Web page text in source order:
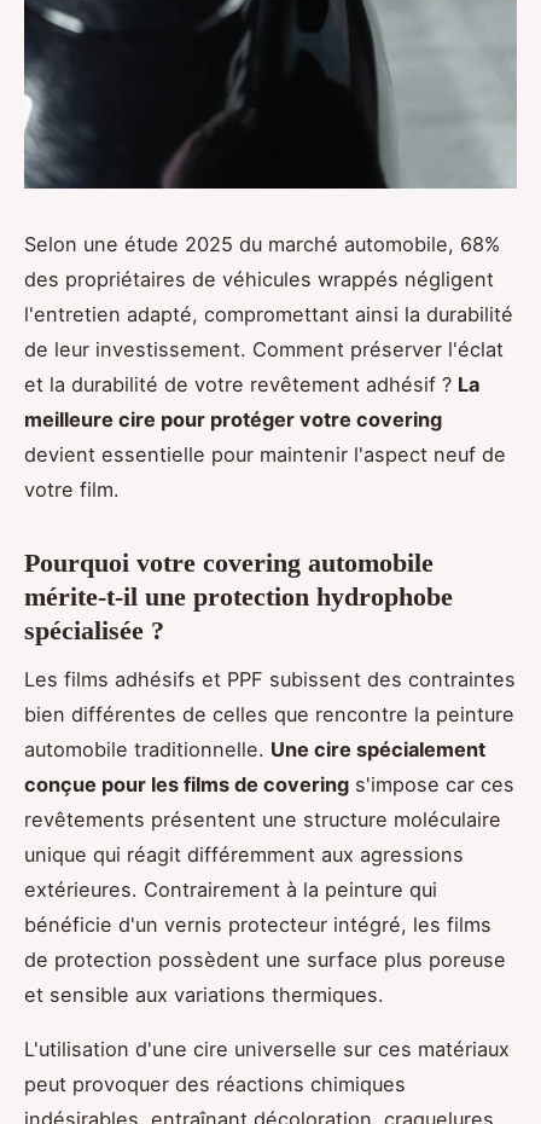
Selon une étude 2025 du marché automobile, 68%
des propriétaires de véhicules wrappés négligent
l'entretien adapté, compromettant ainsi la durabilité
de leur investissement. Comment préserver l'éclat
et la durabilité de votre revêtement adhésif ? La
meilleure cire pour protéger votre covering
devient essentielle pour maintenir l'aspect neuf de
votre film.
Pourquoi votre covering automobile
mérite-t-il une protection hydrophobe
spécialisée ?
Les films adhésifs et PPF subissent des contraintes
bien différentes de celles que rencontre la peinture
automobile traditionnelle. Une cire spécialement
conçue pour les films de covering s'impose car ces
revêtements présentent une structure moléculaire
unique qui réagit différemment aux agressions
extérieures. Contrairement à la peinture qui
bénéficie d'un vernis protecteur intégré, les films
de protection possèdent une surface plus poreuse
et sensible aux variations thermiques.
L'utilisation d'une cire universelle sur ces matériaux
peut provoquer des réactions chimiques